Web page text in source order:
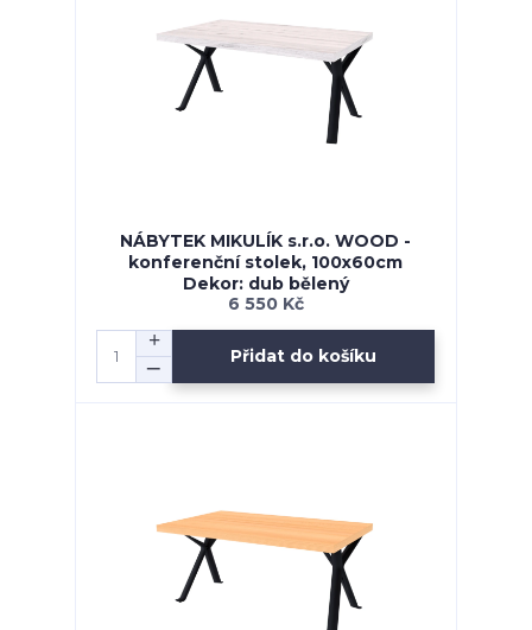
NÁBYTEK MIKULÍK s.r.o. WOOD -
konferenční stolek, 100x60cm
Dekor: dub bělený
6 550 Kč
Přidat do košíku